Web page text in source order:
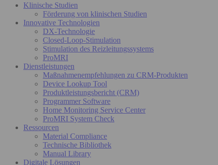
Klinische Studien
Förderung von klinischen Studien
Innovative Technologien
DX-Technologie
Closed-Loop-Stimulation
Stimulation des Reizleitungssystems
ProMRI
Dienstleistungen
Maßnahmenempfehlungen zu CRM-Produkten
Device Lookup Tool
Produktleistungsbericht (CRM)
Programmer Software
Home Monitoring Service Center
ProMRI System Check
Ressourcen
Material Compliance
Technische Bibliothek
Manual Library
Digitale Lösungen